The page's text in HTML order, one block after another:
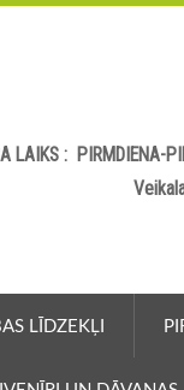
LAIKS : PIRMDIENA-
LĪDZEKĻI